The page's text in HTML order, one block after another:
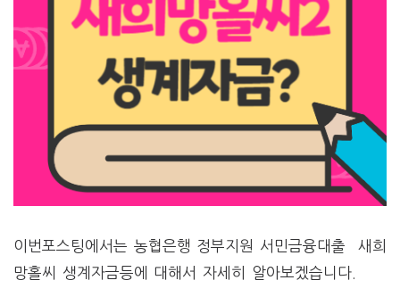
이번포스팅에서는 농협은행 정부지원 서민금융대출 새희
망홀씨 생계자금등에 대해서 자세히 알아보겠습니다.